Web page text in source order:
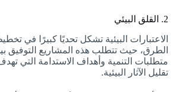
2. القلق البيئي
الاعتبارات البيئية تشكل تحديًا كبيرًا في
الطرق، حيث تتطلب هذه المشاريع التوفيق
متطلبات التنمية وأهداف الاستدامة التي
تقليل الآثار البيئية.